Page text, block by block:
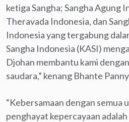
ketiga Sangha; Sangha Agung
Theravada Indonesia, dan
Indonesia yang tergabung
Sangha Indonesia (KASI)
Djohan membantu kami
saudara,” kenang Bhante
“Kebersamaan dengan semua
penghayat kepercayaan